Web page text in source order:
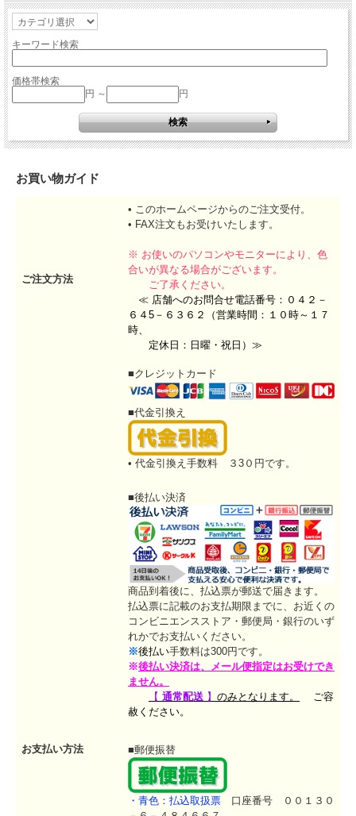
キーワード検索
価格帯検索
円 ～
円
お買い物ガイド
ご注文方法
• このホームページからのご注文受付。
• FAX注文もお受けいたします。
※ お使いのパソコンやモニターにより、色
合いが異なる場合がございます。
ご了承ください。
≪ 店舗へのお問合せ電話番号：０４２－
６４5－６３６２（営業時間：１０時～１７
時、
定休日：日曜・祝日）≫
お支払い方法
■クレジットカード
■代金引換え
• 代金引換え手数料 ３3０円です。
■後払い決済
商品到着後に、払込票が郵送で届きます。
払込票に記載のお支払期限までに、お近くの
コンビニエンスストア・郵便局・銀行のいず
れかでお支払いください。
※後払い手数料は300円です。
※後払い決済は、 メール便指定はお受けでき
ません。
【 通常配送 】 のみとなります。
ご容
赦ください。
■郵便振替
・青色：払込取扱票 口座番号 ００１３０